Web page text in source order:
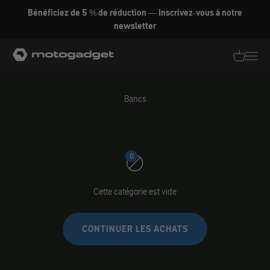
Aller au contenu
Bénéficiez de 5 % de réduction — Inscrivez-vous à notre
newsletter
motogadget GmbH
Bancs
0
Cette catégorie est vide
CONTINUER LES ACHATS